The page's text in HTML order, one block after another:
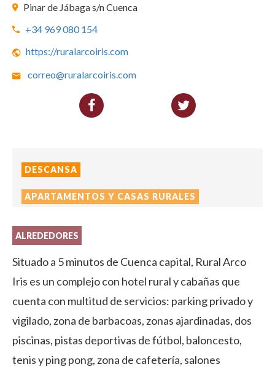
Pinar de Jábaga s/n Cuenca
+34 969 080 154
https://ruralarcoiris.com
correo@ruralarcoiris.com
DESCANSA
APARTAMENTOS Y CASAS RURALES
ALREDEDORES
Situado a 5 minutos de Cuenca capital, Rural Arco
Iris es un complejo con hotel rural y cabañas que
cuenta con multitud de servicios: parking privado y
vigilado, zona de barbacoas, zonas ajardinadas, dos
piscinas, pistas deportivas de fútbol, baloncesto,
tenis y ping pong, zona de cafetería, salones